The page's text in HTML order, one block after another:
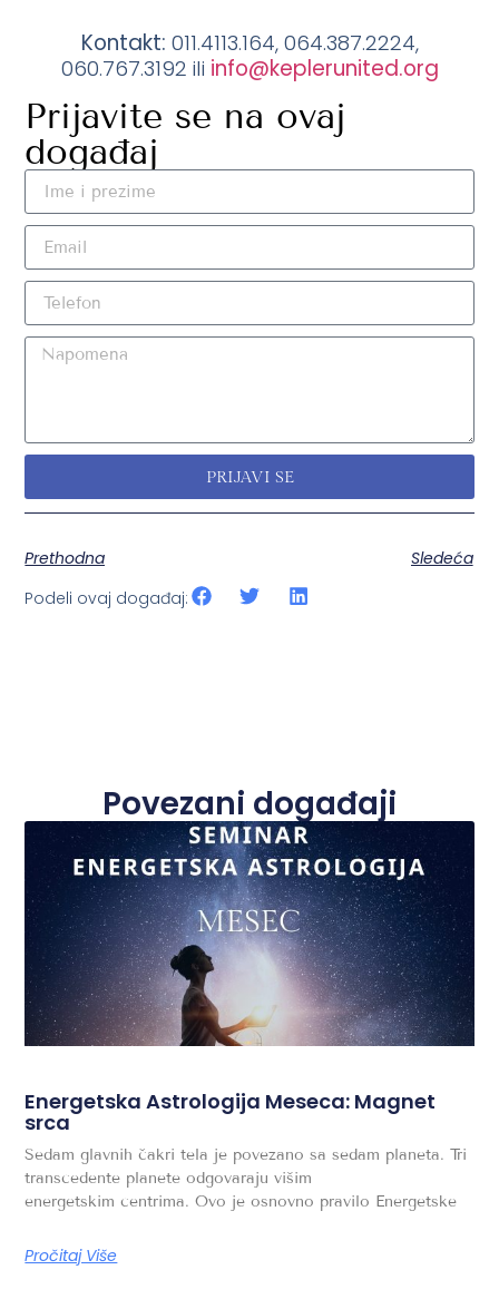
Kontakt: 011.4113.164, 064.387.2224,
060.767.3192 ili info@keplerunited.org
Prijavite se na ovaj
događaj
PRIJAVI SE
Prethodna
Sledeća
Podeli ovaj događaj:
Povezani događaji
Energetska Astrologija Meseca: Magnet
srca
Sedam glavnih čakri tela je povezano sa sedam planeta. Tri
transcedente planete odgovaraju višim
energetskim centrima. Ovo je osnovno pravilo Energetske
Pročitaj Više